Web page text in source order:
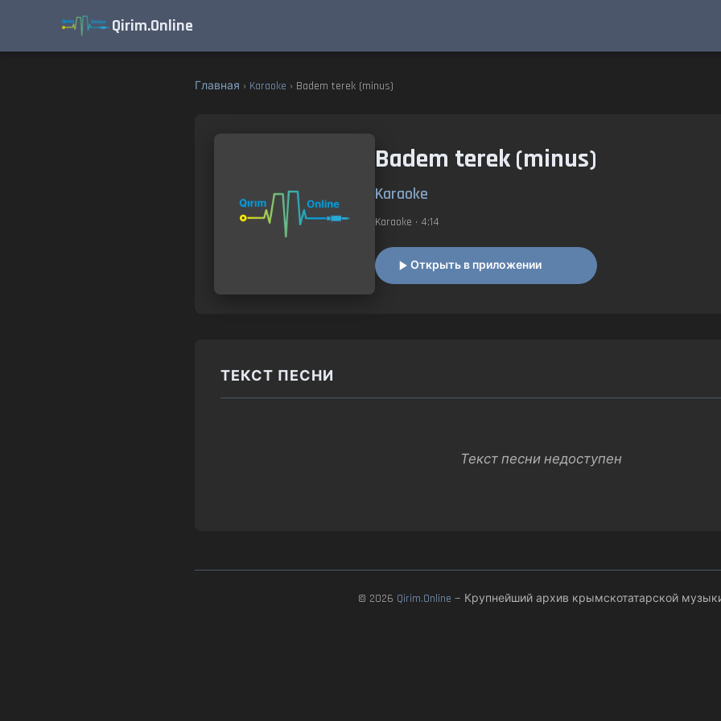
Qirim.Online
Главная › Karaoke › Badem terek (minus)
Badem terek (minus)
Karaoke
Karaoke • 4:14
Открыть в приложении
ТЕКСТ ПЕСНИ
Текст песни недоступен
© 2026 Qirim.Online — Крупнейший архив крымскотатарской